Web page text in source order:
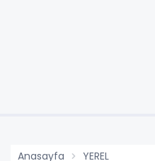
Anasayfa YEREL